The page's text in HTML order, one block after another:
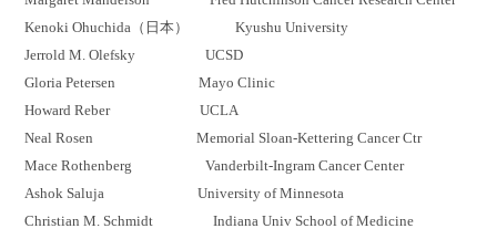
Kenoki Ohuchida （日本） Kyushu University
Jerrold M.Olefsky UCSD
Gloria Petersen Mayo Clinic
HowardReberUCLA
Neal Rosen Memorial Sloan-Kettering CancerCtr
Mace Rothenberg Vanderbilt-Ingram Cancer Center
Ashok Saluja University of Minnesota
Christian M. Schmidt IndianaUniv School of Medicine